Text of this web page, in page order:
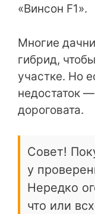
«Винсон F1».
Многие
гибрид,
участке. Но
недостаток
дороговата.
Совет!
у
Нередко
что или